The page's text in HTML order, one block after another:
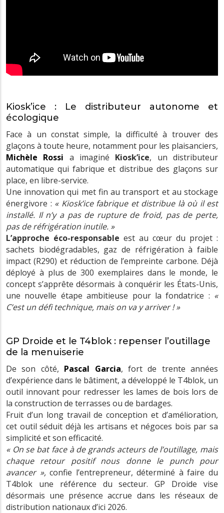
Kiosk’ice : Le distributeur autonome et
écologique
Face à un constat simple, la difficulté à trouver des
glaçons à toute heure, notamment pour les plaisanciers,
Michèle Rossi a imaginé Kiosk’ice, un distributeur
automatique qui fabrique et distribue des glaçons sur
place, en libre-service.
Une innovation qui met fin au transport et au stockage
énergivore : « Kiosk’ice fabrique et distribue là où il est
installé. Il n’y a pas de rupture de froid, pas de perte,
pas de réfrigération inutile. »
L’approche éco-responsable est au cœur du projet :
sachets biodégradables, gaz de réfrigération à faible
impact (R290) et réduction de l’empreinte carbone. Déjà
déployé à plus de 300 exemplaires dans le monde, le
concept s’apprête désormais à conquérir les États-Unis,
une nouvelle étape ambitieuse pour la fondatrice : «
C’est un défi technique, mais on va y arriver ! »
GP Droide et le T4blok : repenser l’outillage
de la menuiserie
De son côté, Pascal Garcia, fort de trente années
d’expérience dans le bâtiment, a développé le T4blok, un
outil innovant pour redresser les lames de bois lors de
la construction de terrasses ou de bardages.
Fruit d’un long travail de conception et d’amélioration,
cet outil séduit déjà les artisans et négoces bois par sa
simplicité et son efficacité.
« On se bat face à de grands acteurs de l’outillage, mais
chaque retour positif nous donne le punch pour
avancer »,confie l’entrepreneur, déterminé à faire du
T4blok une référence du secteur. GP Droide vise
désormais une présence accrue dans les réseaux de
distribution nationaux d’ici 2026.